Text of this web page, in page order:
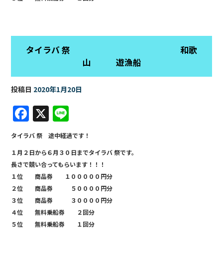
タイラバ 祭 和歌
山 遊漁船
投稿日 2020年1月20日
F
a
c
e
b
o
o
k
X
n
e
タイラバ 祭 途中経過です！
１月２日から６月３０日までタイラバ 祭です。
長さで競い合ってもらいます！！！
１位 商品券 １０００００円分
２位 商品券 ５００００円分
３位 商品券 ３００００円分
４位 無料乗船券 ２回分
５位 無料乗船券 １回分